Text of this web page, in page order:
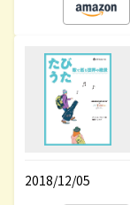
2018/12/05